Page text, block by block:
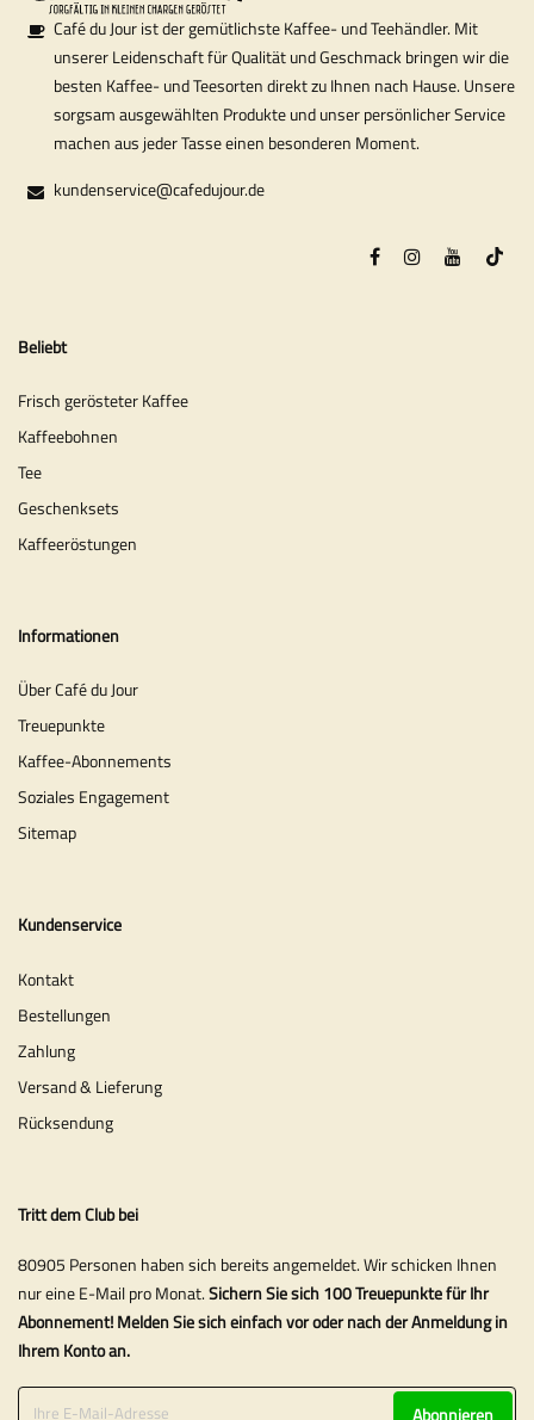
Café du Jour ist der gemütlichste Kaffee- und Teehändler. Mit
unserer Leidenschaft für Qualität und Geschmack bringen wir die
besten Kaffee- und Teesorten direkt zu Ihnen nach Hause. Unsere
sorgsam ausgewählten Produkte und unser persönlicher Service
machen aus jeder Tasse einen besonderen Moment.
kundenservice@cafedujour.de
Beliebt
Frisch gerösteter Kaffee
Kaffeebohnen
Tee
Geschenksets
Kaffeeröstungen
Informationen
Über Café du Jour
Treuepunkte
Kaffee-Abonnements
Soziales Engagement
Sitemap
Kundenservice
Kontakt
Bestellungen
Zahlung
Versand & Lieferung
Rücksendung
Tritt dem Club bei
80905 Personen haben sich bereits angemeldet. Wir schicken Ihnen
nur eine E-Mail pro Monat.Sichern Sie sich 100 Treuepunkte für Ihr
Abonnement! Melden Sie sich einfach vor oder nach der Anmeldung in
Ihrem Konto an.
Abonnieren